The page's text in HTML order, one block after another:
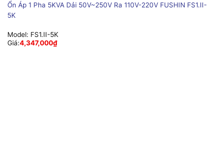
Ổn Áp 1 Pha 5KVA Dải 50V~250V Ra 110V-220V FUSHIN FS1.II-
5K
Model: FS1.II-5K
Giá:4,347,000₫